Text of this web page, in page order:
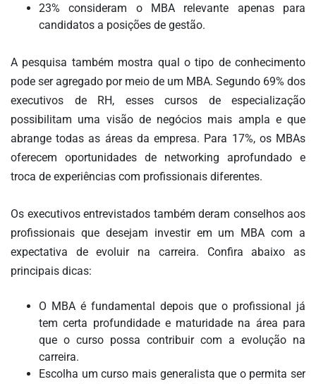
SERVIÇOS
MIGALHAS
FAÇA
SEU
WEBINAR
ACADEMIA
MIGALHAS
EVENTOS
CATÁLOGO
DE
ESCRITÓRIOS
PRECATÓRIOS
LIVRARIA
MIGALHEIRO
23% consideram o MBA relevante apenas para
candidatos a posições de gestão.
A pesquisa também mostra qual o tipo de conhecimento
pode ser agregado por meio de um MBA. Segundo 69% dos
executivos de RH, esses cursos de especialização
possibilitam uma visão de negócios mais ampla e que
abrange todas as áreas da empresa. Para 17%, os MBAs
oferecem oportunidades de networking aprofundado e
troca de experiências com profissionais diferentes.
Os executivos entrevistados também deram conselhos aos
profissionais que desejam investir em um MBA com a
expectativa de evoluir na carreira. Confira abaixo as
principais dicas:
O MBA é fundamental depois que o profissional já
tem certa profundidade e maturidade na área para
que o curso possa contribuir com a evolução na
carreira.
Escolha um curso mais generalista que o permita ser